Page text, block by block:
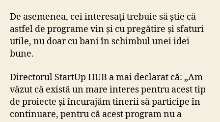
De asemenea, cei interesați trebuie să știe că
astfel de programe vin și cu pregătire și sfaturi
utile, nu doar cu bani în schimbul unei idei
bune.
Directorul StartUp HUB a mai declarat că: „Am
văzut că există un mare interes pentru acest tip
de proiecte și încurajăm tinerii să participe în
continuare, pentru că acest program nu a